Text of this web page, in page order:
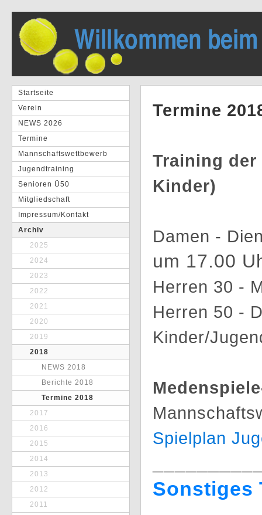
Startseite
Verein
NEWS 2026
Termine
Mannschaftswettbewerb
Jugendtraining
Senioren Ü50
Mitgliedschaft
Impressum/Kontakt
Archiv
2025
2024
2023
2022
2021
2020
2019
2018
NEWS 2018
Berichte 2018
Termine 2018
2017
2016
2015
2014
2013
2012
2011
Termine
Training der
Kinder)
Damen -
um 17.00
Herren 30 -
Herren 50 -
Kinder/
Spielplan
Sonstiges